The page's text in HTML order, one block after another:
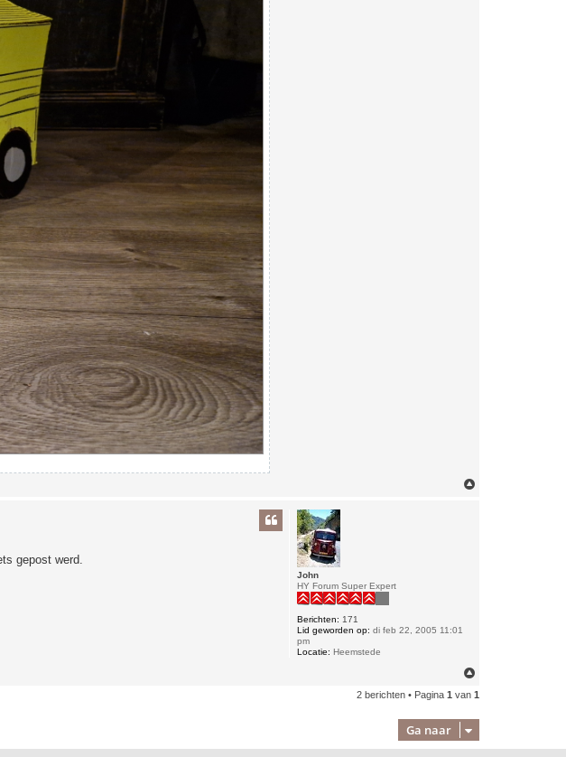
John
HY Forum Super Expert
Berichten: 171
Lid geworden op: di feb 22, 2005 11:01
pm
Locatie: Heemstede
gepost werd.
h
o
2 berichten • Pagina 1 van 1
Ga naar